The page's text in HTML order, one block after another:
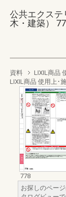
公共エクステ
木・建築）
資料 LIXIL商品
LIXIL商品 使用上･
778
お探しのペー